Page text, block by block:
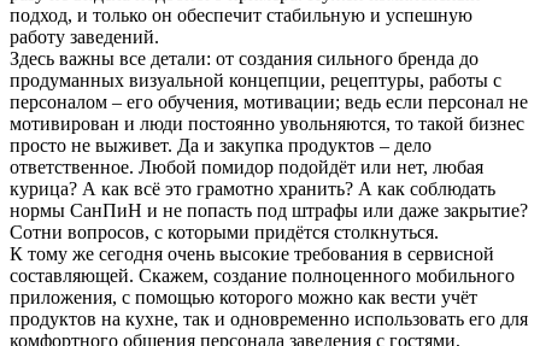
подход, и только он обеспечит стабильную и успешную
работу заведений.
Здесь важны все детали: от создания сильного бренда до
продуманных визуальной концепции, рецептуры, работы с
персоналом – его обучения, мотивации; ведь если персонал не
мотивирован и люди постоянно увольняются, то такой бизнес
просто не выживет. Да и закупка продуктов – дело
ответственное. Любой помидор подойдёт или нет, любая
курица? А как всё это грамотно хранить? А как соблюдать
нормы СанПиН и не попасть под штрафы или даже закрытие?
Сотни вопросов, с которыми придётся столкнуться.
К тому же сегодня очень высокие требования в сервисной
составляющей. Скажем, создание полноценного мобильного
приложения, с помощью которого можно как вести учёт
продуктов на кухне, так и одновременно использовать его для
комфортного общения персонала заведения с гостями,